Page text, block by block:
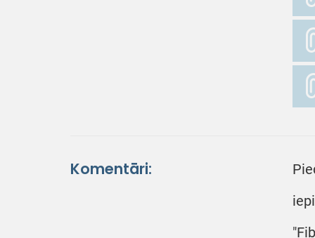
Komentāri: